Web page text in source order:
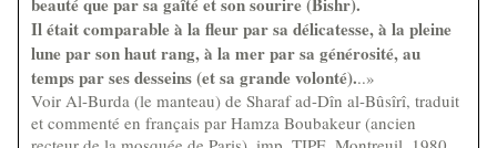
Il était comparable à la fleur par sa délicatesse, à la pleine
lune par son haut rang, à la mer par sa générosité, au
temps par ses desseins (et sa grande volonté)...»
Voir Al-Burda (le manteau) de Sharaf ad-Dîn al-Bûsîrî, traduit
et commenté en français par Hamza Boubakeur (ancien